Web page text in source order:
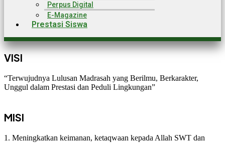
Perpus Digital
E-Magazine
Prestasi Siswa
VISI
“Terwujudnya Lulusan Madrasah yang Berilmu, Berkarakter,
Unggul dalam Prestasi dan Peduli Lingkungan”
MISI
1. Meningkatkan keimanan, ketaqwaan kepada Allah SWT dan